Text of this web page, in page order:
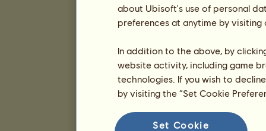
about Ubisoft's use of personal
preferences at anytime by
In addition to the above, by
website activity, including game
technologies. If you wish to
by visiting the “Set Cookie
Set Cookie